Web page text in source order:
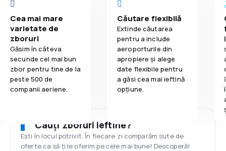
Cea mai mare
varietate de
zboruri
Găsim în câteva
secunde cel mai bun
zbor pentru tine de la
peste 500 de
companii aeriene.
Căutare flexibilă
Extinde căutarea
pentru a include
aeroporturile din
apropiere și alege
date flexibile pentru
a găsi cea mai ieftină
opțiune.
Cauți zboruri ieftine?
Ești în locul potrivit. În fiecare zi comparăm sute de
oferte ca să ți le oferim pe cele mai bune! Descoperă!